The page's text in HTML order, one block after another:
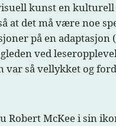
kunst en
det må være noe
på en adaptasjon
ved
så vellykket og
Robert McKee i sin